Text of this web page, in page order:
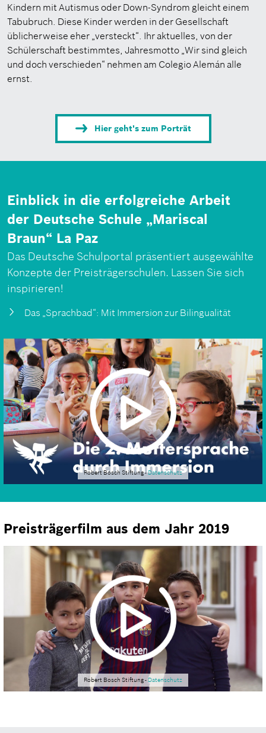
Kindern mit Autismus oder Down-Syndrom gleicht einem
Tabubruch. Diese Kinder werden in der Gesellschaft
üblicherweise eher „versteckt“. Ihr aktuelles, von der
Schülerschaft bestimmtes, Jahresmotto „Wir sind gleich
und doch verschieden“ nehmen am Colegio Alemán alle
ernst.
Hier geht's zum Porträt
Einblick in die erfolgreiche Arbeit
der Deutsche Schule „Mariscal
Braun“ La Paz
Das Deutsche Schulportal präsentiert ausgewählte
Konzepte der Preisträgerschulen. Lassen Sie sich
inspirieren!
Das „Sprachbad“: Mit Immersion zur Bilingualität
Robert Bosch Stiftung -Datenschutz
Preisträgerfilm aus dem Jahr 2019
Robert Bosch Stiftung - Datenschutz